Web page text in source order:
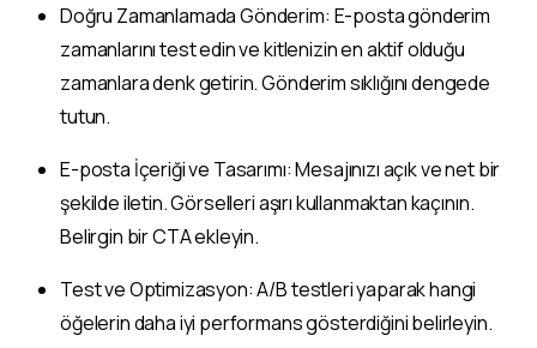
Doğru Zamanlamada Gönderim: E-posta gönderim
zamanlarını test edin ve kitlenizin en aktif olduğu
zamanlara denk getirin. Gönderim sıklığını dengede
tutun.
E-posta İçeriği ve Tasarımı: Mesajınızı açık ve net bir
şekilde iletin. Görselleri aşırı kullanmaktan kaçının.
Belirgin bir CTA ekleyin.
Test ve Optimizasyon: A/B testleri yaparak hangi
öğelerin daha iyi performans gösterdiğini belirleyin.